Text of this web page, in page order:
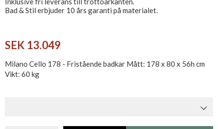
Bad & Stil erbjuder 10 års garanti på materialet.
SEK 13.049
Milano Cello 178 - Fristående badkar Mått: 178 x 80 x 56h cm
Vikt: 60 kg